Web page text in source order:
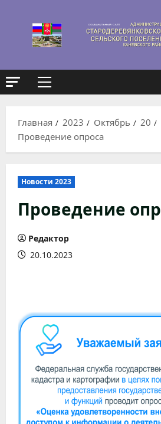
содержимому
Основное
Главная
2023 Октябрь
20
Проведение опроса
Новости 2023
Проведение
Редактор
20.10.2023